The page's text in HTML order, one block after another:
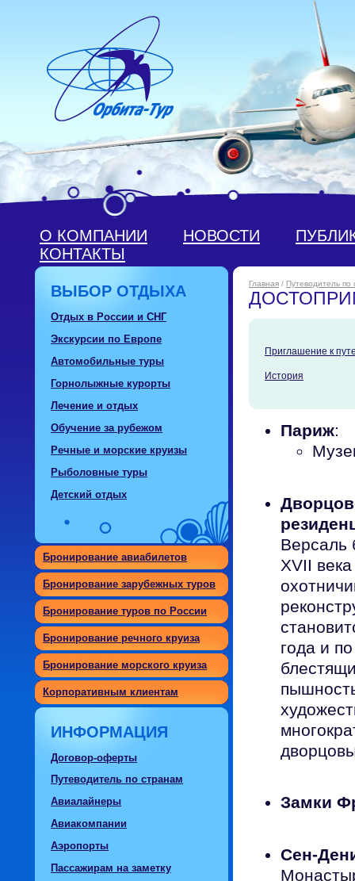
О КОМПАНИИ НОВОСТИ
КОНТАКТЫ
ВЫБОР ОТДЫХА
Отдых в России и СНГ
Экскурсии по Европе
Автомобильные туры
Горнолыжные курорты
Лечение и отдых
Обучение за рубежом
Речные и морские круизы
Рыболовные туры
Детский отдых
Бронирование авиабилетов
Бронирование зарубежных туров
Бронирование туров по России
Бронирование речного круиза
Бронирование морского круиза
Корпоративным клиентам
ИНФОРМАЦИЯ
Договор-оферты
Путеводитель по странам
Авиалайнеры
Авиакомпании
Аэропорты
Пассажирам на заметку
Главная / Путеводитель по
Приглашение к
История
Париж:
Версаль
XVII
года и
Замки
Сен-